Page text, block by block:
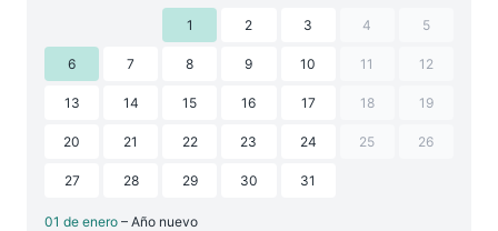
1 2 3 4 5
6 7 8 9 10 11 12
13 14 15 16 17 18 19
20 21 22 23 24 25 26
27 28 29 30 31
01 de enero – Año nuevo